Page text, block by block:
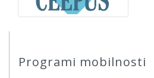
Programi mobilnosti